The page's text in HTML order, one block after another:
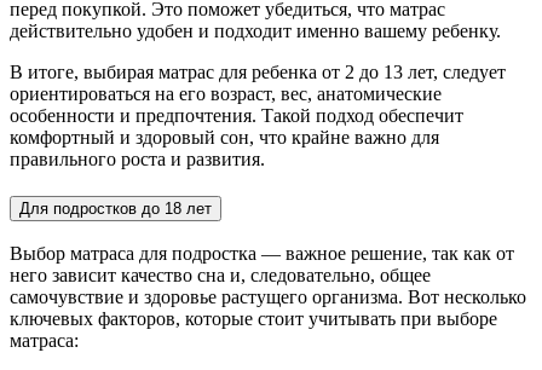
перед покупкой. Это поможет убедиться, что матрас
действительно удобен и подходит именно вашему ребенку.
В итоге, выбирая матрас для ребенка от 2 до 13 лет, следует
ориентироваться на его возраст, вес, анатомические
особенности и предпочтения. Такой подход обеспечит
комфортный и здоровый сон, что крайне важно для
правильного роста и развития.
Для подростков до 18 лет
Выбор матраса для подростка — важное решение, так как от
него зависит качество сна и, следовательно, общее
самочувствие и здоровье растущего организма. Вот несколько
ключевых факторов, которые стоит учитывать при выборе
матраса: